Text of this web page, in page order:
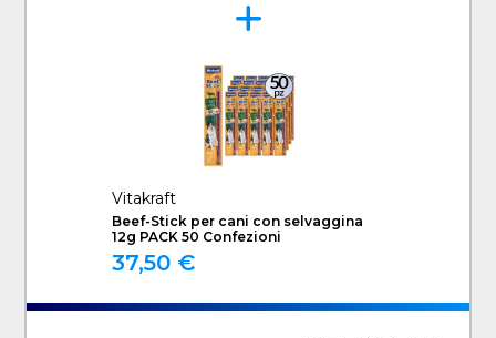
Vitakraft
Beef-Stick per cani con selvaggina
12g PACK 50 Confezioni
37,50 €